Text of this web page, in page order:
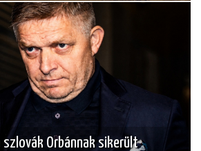
szlovák Orbánnak sikerült